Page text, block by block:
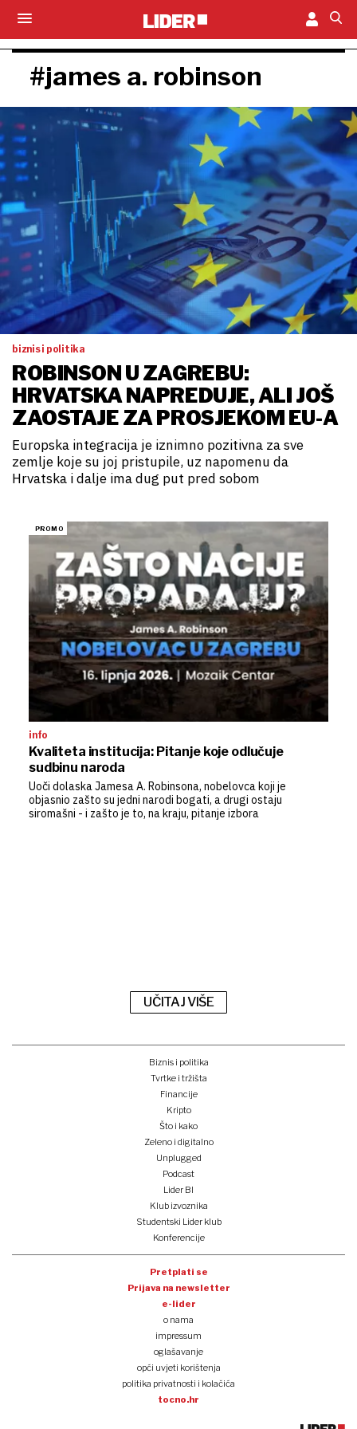
#james a. robinson
biznis i politika
ROBINSON U ZAGREBU:
HRVATSKA NAPREDUJE, ALI JOŠ
ZAOSTAJE ZA PROSJEKOM EU-A
Europska integracija je iznimno pozitivna za sve
zemlje koje su joj pristupile, uz napomenu da
Hrvatska i dalje ima dug put pred sobom
info
Kvaliteta institucija: Pitanje koje odlučuje
sudbinu naroda
Uoči dolaska Jamesa A. Robinsona, nobelovca koji je
objasnio zašto su jedni narodi bogati, a drugi ostaju
siromašni - i zašto je to, na kraju, pitanje izbora
UČITAJ VIŠE
Biznis i politika
Tvrtke i tržišta
Financije
Kripto
Što i kako
Zeleno i digitalno
Unplugged
Podcast
Lider BI
Klub izvoznika
Studentski Lider klub
Konferencije
Pretplati se
Prijava na newsletter
e-lider
o nama
impressum
oglašavanje
opći uvjeti korištenja
politika privatnosti i kolačića
tocno.hr